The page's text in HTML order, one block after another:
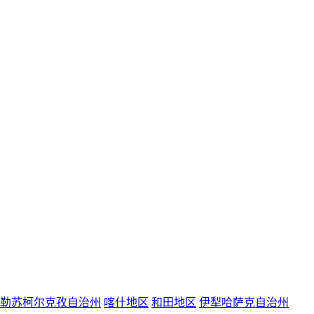
苏柯尔克孜自治州 喀什地区 和田地区 伊犁哈萨克自治州